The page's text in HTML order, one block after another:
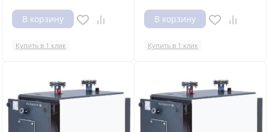
В корзину
Купить в 1 клик
В корзину
Купить в 1 клик